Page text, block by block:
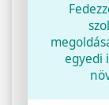
egyedi